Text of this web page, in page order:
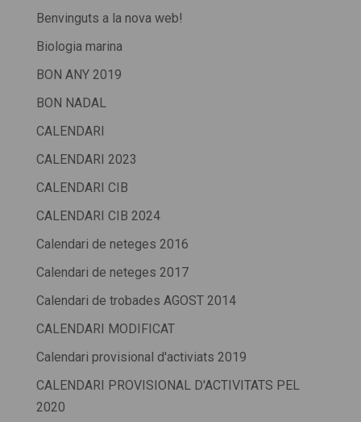
Benvinguts a la nova web!
Biologia marina
BON ANY 2019
BON NADAL
CALENDARI
CALENDARI 2023
CALENDARI CIB
CALENDARI CIB 2024
Calendari de neteges 2016
Calendari de neteges 2017
Calendari de trobades AGOST 2014
CALENDARI MODIFICAT
Calendari provisional d'activiats 2019
CALENDARI PROVISIONAL D'ACTIVITATS PEL
2020